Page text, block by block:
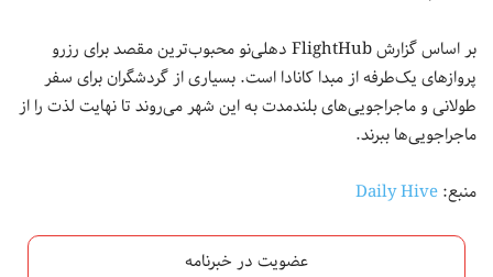
بر اساس گزارش FlightHub دهلی‌نو محبوب‌ترین مقصد برای رزرو
پروازهای یک‌طرفه از مبدا کانادا است. بسیاری از گردشگران برای سفر
طولانی و ماجراجویی‌های بلندمدت به این شهر می‌روند تا نهایت لذت را از
ماجراجویی‌ها ببرند.
منبع:Daily Hive
عضویت در خبرنامه